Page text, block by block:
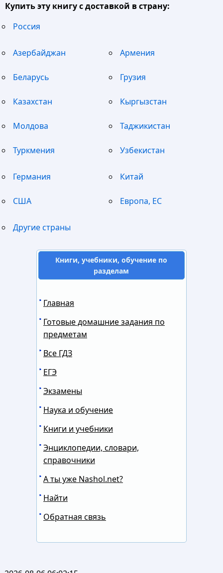
Купить эту книгу с доставкой в страну:
Россия
Азербайджан Армения
Беларусь Грузия
Казахстан Кыргызстан
Молдова Таджикистан
Туркмения Узбекистан
Германия Китай
США Европа, ЕС
Другие страны
Книги, учебники, обучение по
разделам
Главная
Готовые домашние задания по
предметам
Все ГДЗ
ЕГЭ
Экзамены
Наука и обучение
Книги и учебники
Энциклопедии, словари,
справочники
А ты уже Nashol.net?
Найти
Обратная связь